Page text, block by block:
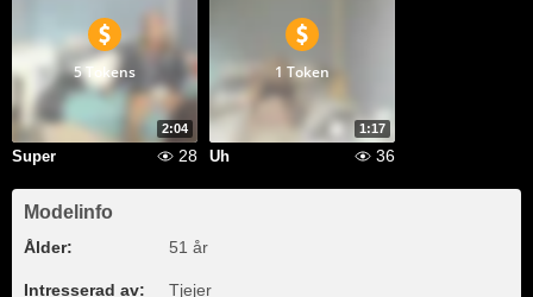
2:04
5 Tokens
Super 28
1:17
1 Token
Uh 36
Modelinfo
Ålder: 51 år
Intresserad av: Tjejer